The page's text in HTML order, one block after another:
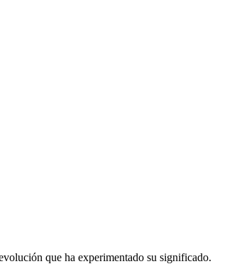
que ha experimentado su significado.